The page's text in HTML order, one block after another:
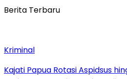
Berita Terbaru
Kriminal
Kajati Papua Rotasi Aspidsus